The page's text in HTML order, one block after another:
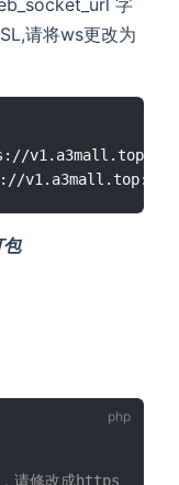
请将ws更改为
请修改成https